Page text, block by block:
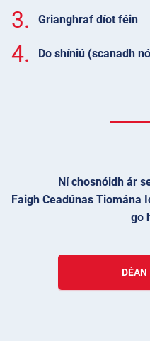
3. Grianghraf díot féin
4. Do shíniú (scanadh
Ní chosnóidh ár
Faigh Ceadúnas Tiomána
go
DÉAN